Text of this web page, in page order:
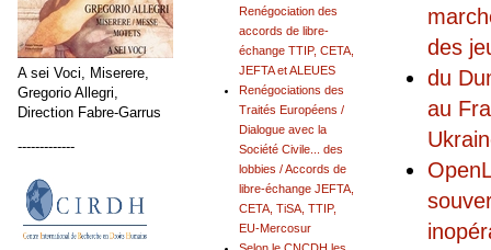
des
du
au
Renégociation des
accords de libre-
échange TTIP, CETA,
JEFTA et ALEUES
Renégociations des
Traités Européens /
Dialogue avec la
Société Civile... des
lobbies / Accords de
libre-échange JEFTA,
CETA, TiSA, TTIP,
EU-Mercosur
A sei Voci, Miserere,
Gregorio Allegri,
Direction Fabre-Garrus
-------------